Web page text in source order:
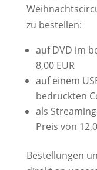
zu bestellen:
auf DVD im
8,00 EUR
auf einem
bedruckten
als
Preis von
Bestellungen